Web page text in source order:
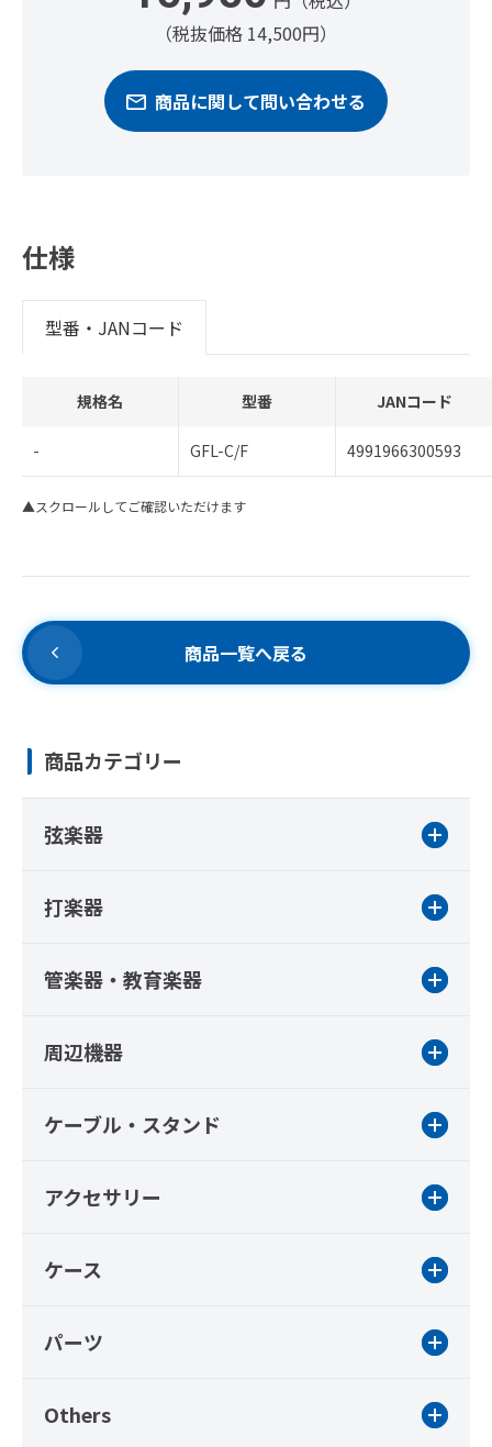
（税抜価格 14,500円）
商品に関して問い合わせる
仕様
型番・JANコード
規格名 型番 JANコード
- GFL-C/F 4991966300593
▲スクロールしてご確認いただけます
商品一覧へ戻る
商品カテゴリー
弦楽器
打楽器
管楽器・教育楽器
周辺機器
ケーブル・スタンド
アクセサリー
ケース
パーツ
Others